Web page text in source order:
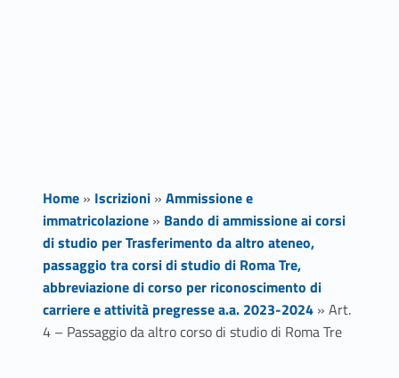
Home» Iscrizioni» Ammissione e
immatricolazione» Bando di ammissione ai corsi
di studio per Trasferimento da altro ateneo,
passaggio tra corsi di studio di Roma Tre,
abbreviazione di corso per riconoscimento di
carriere e attività pregresse a.a. 2023-2024» Art.
4 – Passaggio da altro corso di studio di Roma Tre